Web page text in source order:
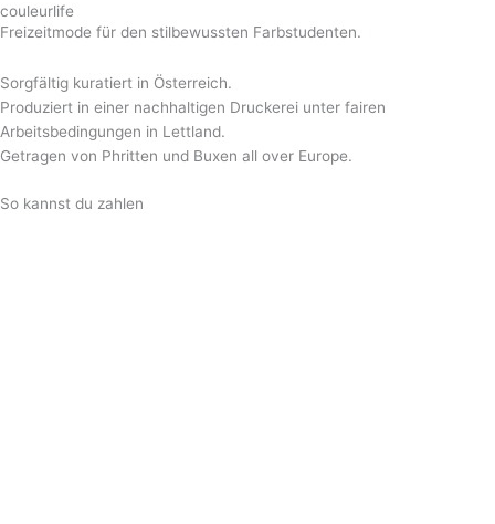
couleurlife
Freizeitmode für den stilbewussten Farbstudenten.
Sorgfältig kuratiert in Österreich.
Produziert in einer nachhaltigen Druckerei unter fairen
Arbeitsbedingungen in Lettland.
Getragen von Phritten und Buxen all over Europe.
So kannst du zahlen